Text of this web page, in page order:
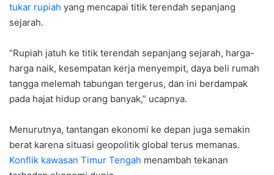
tukar rupiah yang mencapai titik terendah sepanjang
sejarah.
“Rupiah jatuh ke titik terendah sepanjang sejarah, harga-
harga naik, kesempatan kerja menyempit, daya beli rumah
tangga melemah tabungan tergerus, dan ini berdampak
pada hajat hidup orang banyak,” ucapnya.
Menurutnya, tantangan ekonomi ke depan juga semakin
berat karena situasi geopolitik global terus memanas.
Konflik kawasan Timur Tengah menambah tekanan